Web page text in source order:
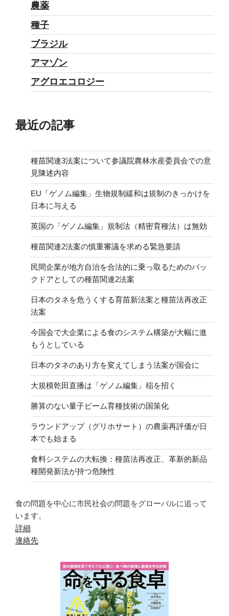
農薬
種子
ブラジル
アマゾン
アグロエコロジー
最近の記事
種苗関連3法案について参議院農林水産委員会での意
見陳述内容
EU「ゲノム編集」生物規制緩和は規制のきっかけを
日本に与える
英国の「ゲノム編集」規制法（精密育種法）は無効
種苗関連2法案の慎重審議を求める緊急要請
民間企業が地方自治を合法的に乗っ取るためのバッ
クドアとしての種苗関連2法案
日本のタネを危うくする育苗新法案と種苗法再改正
法案
今国会で大企業による食のシステム構築が大幅に進
もうとしている
日本のタネのあり方を変えてしまう法案が国会に
大規模乾田直播は「ゲノム編集」稲を招く
勝算のない量子ビーム育種技術の国策化
ラウンドアップ（グリホサート）の農薬再評価が日
本でも始まる
食料システムの大転換：種苗法再改正、革新的新品
種開発新法が持つ危険性
食の問題を中心に市民社会の問題をグローバルに追って
います。
詳細
連絡先